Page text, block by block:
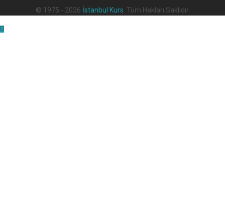
© 1975 - 2026 İstanbul Kurs . Tüm Hakları Saklıdır.